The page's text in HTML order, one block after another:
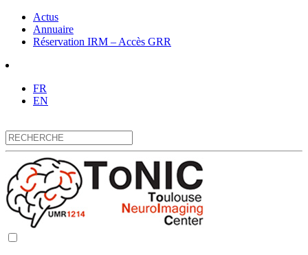
Actus
Annuaire
Réservation IRM – Accès GRR
FR
EN